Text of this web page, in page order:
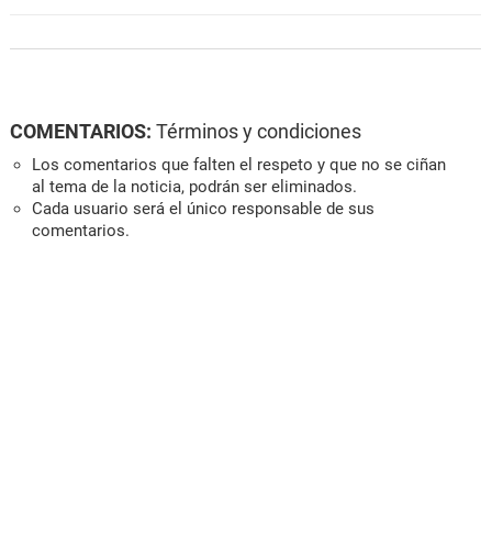
COMENTARIOS: Términos y condiciones
Los comentarios que falten el respeto y que no se ciñan
al tema de la noticia, podrán ser eliminados.
Cada usuario será el único responsable de sus
comentarios.